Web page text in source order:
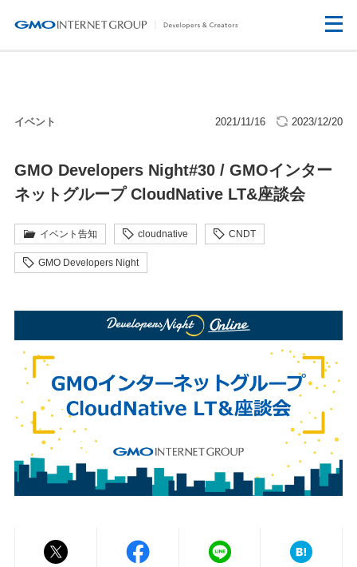
イベント 2021/11/16 2023/12/20
GMO Developers Night#30 / GMOインター
ネットグループ CloudNative LT&座談会
イベント告知 cloudnative CNDT
GMO Developers Night